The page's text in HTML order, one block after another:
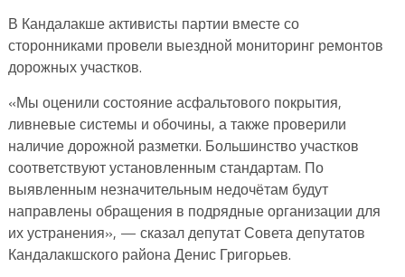
В Кандалакше активисты партии вместе со
сторонниками провели выездной мониторинг ремонтов
дорожных участков.
«Мы оценили состояние асфальтового покрытия,
ливневые системы и обочины, а также проверили
наличие дорожной разметки. Большинство участков
соответствуют установленным стандартам. По
выявленным незначительным недочётам будут
направлены обращения в подрядные организации для
их устранения», — сказал депутат Совета депутатов
Кандалакшского района Денис Григорьев.